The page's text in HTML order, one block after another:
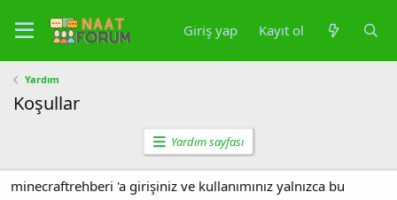
Giriş yap Kayıt ol
Yardım
Koşullar
Yardım sayfası
minecraftrehberi 'a girişiniz ve kullanımınız yalnızca bu